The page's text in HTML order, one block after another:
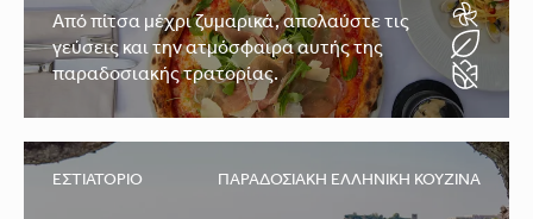
Από πίτσα μέχρι ζυμαρικά, απολαύστε τις
γεύσεις και την ατμόσφαιρα αυτής της
παραδοσιακής τρατορίας.
ΕΣΤΙΑΤΌΡΙΟ ΠΑΡΑΔΟΣΙΑΚΉ ΕΛΛΗΝΙΚΉ ΚΟΥΖΊΝΑ